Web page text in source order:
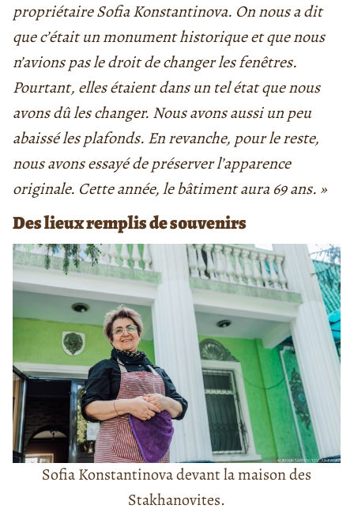
propriétaire Sofia Konstantinova. On nous a dit
que c’était un monument historique et que nous
n’avions pas le droit de changer les fenêtres.
Pourtant, elles étaient dans un tel état que nous
avons dû les changer. Nous avons aussi un peu
abaissé les plafonds. En revanche, pour le reste,
nous avons essayé de préserver l’apparence
originale. Cette année, le bâtiment aura 69 ans. »
Des lieux remplis de souvenirs
Sofia Konstantinova devant la maison des
Stakhanovites.